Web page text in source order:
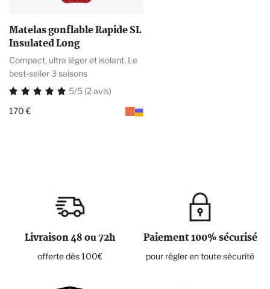
Matelas gonflable Rapide SL
Insulated Long
Compact, ultra léger et isolant. Le
best-seller 3 saisons
5/5 (2 avis)
170 €
Livraison 48 ou 72h
offerte dès 100€
Paiement 100% sécurisé
pour régler en toute sécurité